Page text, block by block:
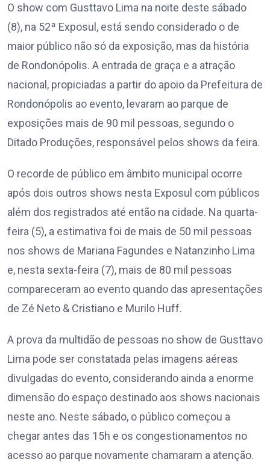
O show com Gusttavo Lima na noite deste sábado
(8), na 52ª Exposul, está sendo considerado o de
maior público não só da exposição, mas da história
de Rondonópolis. A entrada de graça e a atração
nacional, propiciadas a partir do apoio da Prefeitura de
Rondonópolis ao evento, levaram ao parque de
exposições mais de 90 mil pessoas, segundo o
Ditado Produções, responsável pelos shows da feira.
O recorde de público em âmbito municipal ocorre
após dois outros shows nesta Exposul com públicos
além dos registrados até então na cidade. Na quarta-
feira (5), a estimativa foi de mais de 50 mil pessoas
nos shows de Mariana Fagundes e Natanzinho Lima
e, nesta sexta-feira (7), mais de 80 mil pessoas
compareceram ao evento quando das apresentações
de Zé Neto & Cristiano e Murilo Huff.
A prova da multidão de pessoas no show de Gusttavo
Lima pode ser constatada pelas imagens aéreas
divulgadas do evento, considerando ainda a enorme
dimensão do espaço destinado aos shows nacionais
neste ano. Neste sábado, o público começou a
chegar antes das 15h e os congestionamentos no
acesso ao parque novamente chamaram a atenção.